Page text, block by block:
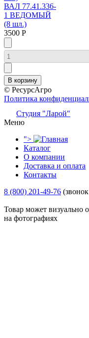
ВАЛ 77.41.336-
1 ВЕДОМЫЙ
(8 шл.)
3500 Р
© РесурсАгро
Политика
Студия "Ларой"
Меню
">
Каталог
О компании
Доставка и оплата
Контакты
8 (800) 201-49-76
Товар может визуально
на фотографиях